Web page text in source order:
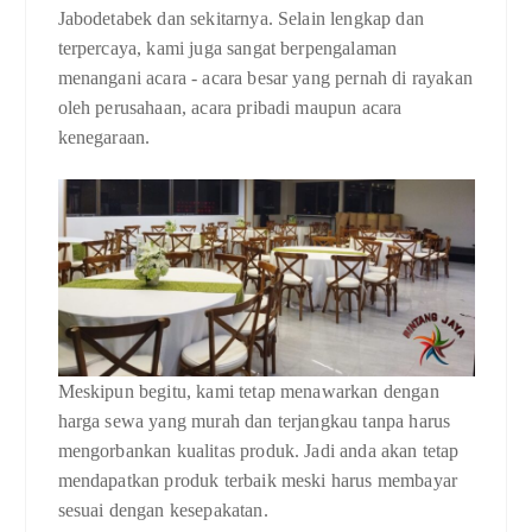
Jabodetabek dan sekitarnya. Selain lengkap dan
terpercaya, kami juga sangat berpengalaman
menangani acara - acara besar yang pernah di rayakan
oleh perusahaan, acara pribadi maupun acara
kenegaraan.
Meskipun begitu, kami tetap menawarkan dengan
harga sewa yang murah dan terjangkau tanpa harus
mengorbankan kualitas produk. Jadi anda akan tetap
mendapatkan produk terbaik meski harus membayar
sesuai dengan kesepakatan.